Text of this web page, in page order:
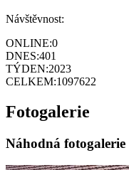
Návštěvnost:
ONLINE:0
DNES:401
TÝDEN:2023
CELKEM:1097622
Fotogalerie
Náhodná fotogalerie